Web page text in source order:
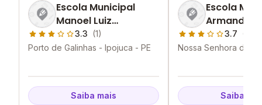
Escola Municipal
Manoel Luiz
Cavalcanti Uchoa
3.3 (1)
Porto de Galinhas - Ipojuca - PE
Saiba mais
Escola
Armando
Brito3.7 (3)
Nossa Senhora do o
Saiba